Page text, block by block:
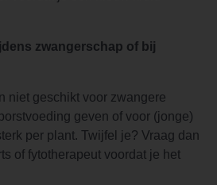
zwangerschap of bij
niet geschikt voor zwangere
geven of voor (jonge)
per plant. Twijfel je? Vraag dan
of fytotherapeut voordat je het